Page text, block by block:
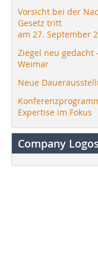
Vorsicht bei der
Gesetz tritt
am 27. September
Ziegel neu gedacht
Weimar
Neue
Expertise im Fokus
Company Logos